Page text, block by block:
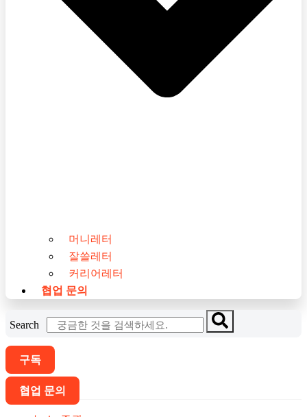
머니레터
잘쓸레터
커리어레터
협업 문의
Search
구독
협업 문의